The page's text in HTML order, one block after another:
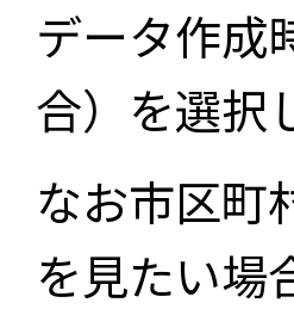
データ作成
合）を選択
なお市区町
を見たい場